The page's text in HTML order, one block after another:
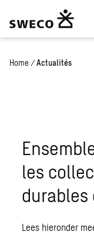
Home / Actualités
les
durables
Lees hieronder